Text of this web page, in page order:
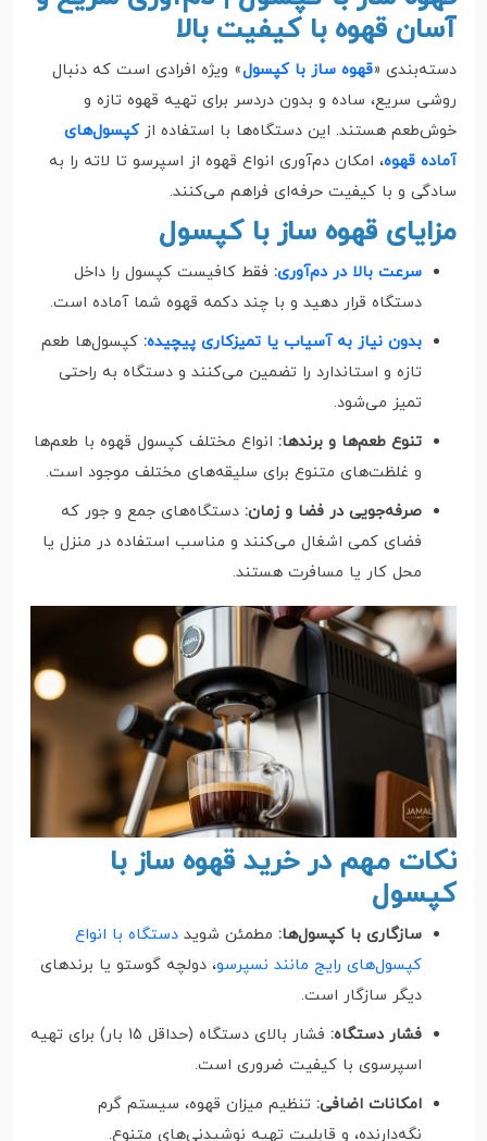
آسان قهوه با کیفیت بالا
دسته‌بندی «قهوه ساز با کپسول» ویژه افرادی است که دنبال
روشی سریع، ساده و بدون دردسر برای تهیه قهوه تازه و
خوش‌طعم هستند. این دستگاه‌ها با استفاده از کپسول‌های
آماده قهوه، امکان دم‌آوری انواع قهوه از اسپرسو تا لاته را به
سادگی و با کیفیت حرفه‌ای فراهم می‌کنند.
مزایای قهوه ساز با کپسول
سرعت بالا در دم‌آوری: فقط کافیست کپسول را داخل
دستگاه قرار دهید و با چند دکمه قهوه شما آماده است.
بدون نیاز به آسیاب یا تمیزکاری پیچیده: کپسول‌ها طعم
تازه و استاندارد را تضمین می‌کنند و دستگاه به راحتی
تمیز می‌شود.
تنوع طعم‌ها و برندها: انواع مختلف کپسول قهوه با طعم‌ها
و غلظت‌های متنوع برای سلیقه‌های مختلف موجود است.
صرفه‌جویی در فضا و زمان: دستگاه‌های جمع و جور که
فضای کمی اشغال می‌کنند و مناسب استفاده در منزل یا
محل کار یا مسافرت هستند.
نکات مهم در خرید قهوه ساز با
کپسول
سازگاری با کپسول‌ها: مطمئن شوید دستگاه با انواع
کپسول‌های رایج مانند نسپرسو، دولچه گوستو یا برندهای
دیگر سازگار است.
فشار دستگاه:
فشار بالای دستگاه (حداقل 15 بار) برای تهیه
اسپرسوی با کیفیت ضروری است.
امکانات اضافی: تنظیم میزان قهوه، سیستم گرم
نگه‌دارنده، و قابلیت تهیه نوشیدنی‌های متنوع.